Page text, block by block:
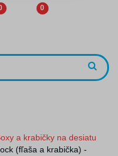
0
a krabičky na desiatu
(fľaša a krabička) -